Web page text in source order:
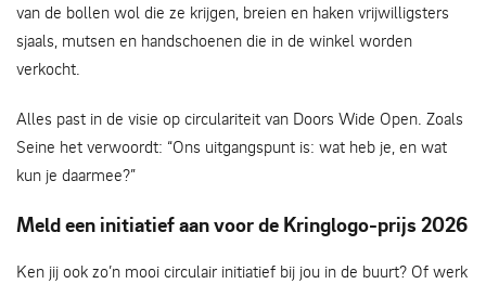
van de bollen wol die ze krijgen, breien en haken vrijwilligsters
sjaals, mutsen en handschoenen die in de winkel worden
verkocht.
Alles past in de visie op circulariteit van Doors Wide Open. Zoals
Seine het verwoordt: “Ons uitgangspunt is: wat heb je, en wat
kun je daarmee?”
Meld een initiatief aan voor de Kringlogo-prijs 2026
Ken jij ook zo’n mooi circulair initiatief bij jou in de buurt? Of werk